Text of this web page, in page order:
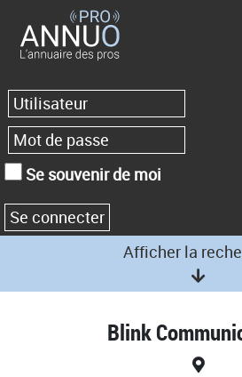
Se souvenir de moi
Afficher la
Blink